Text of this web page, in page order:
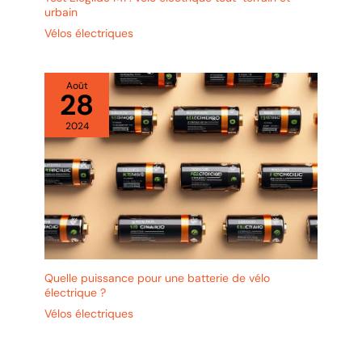
urbain
Vélos électriques
Août
28
2024
Quelle puissance pour une batterie de vélo
électrique ?
Vélos électriques